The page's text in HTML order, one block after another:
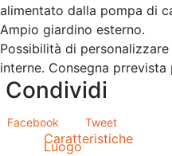
alimentato dalla pompa di
Ampio giardino esterno.
Possibilità di
interne. Consegna prrevista
Condividi
Facebook Tweet
Caratteristiche
Luogo